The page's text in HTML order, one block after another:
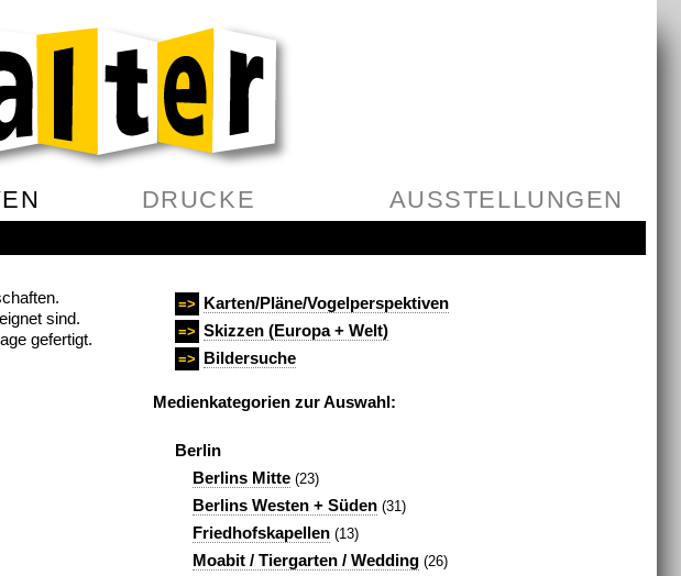
DRUCKE AUSSTELLUNGEN
sind.
gefertigt.
=> Karten/Pläne/Vogelperspektiven
=> Skizzen (Europa + Welt)
=> Bildersuche
Medienkategorien zur Auswahl:
Berlin
Berlins Mitte (23)
Berlins Westen + Süden (31)
Friedhofskapellen (13)
Moabit / Tiergarten / Wedding (26)